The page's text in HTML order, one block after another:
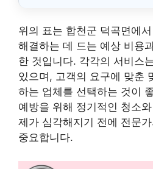
위의 표는 합천군 덕곡면에
해결하는 데 드는 예상 비용
한 것입니다. 각각의 서비스
있으며, 고객의 요구에 맞춘
하는 업체를 선택하는 것이
예방을 위해 정기적인 청소
제가 심각해지기 전에 전문
중요합니다.